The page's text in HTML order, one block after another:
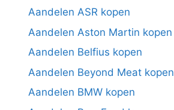
Aandelen ASR kopen
Aandelen Aston Martin kopen
Aandelen Belfius kopen
Aandelen Beyond Meat kopen
Aandelen BMW kopen